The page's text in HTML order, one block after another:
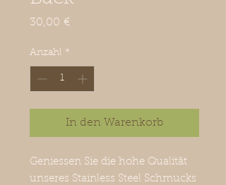
30,00 €Preis
Anzahl *
In den Warenkorb
Geniessen Sie die hohe Qualität
unseres Stainless Steel Schmucks